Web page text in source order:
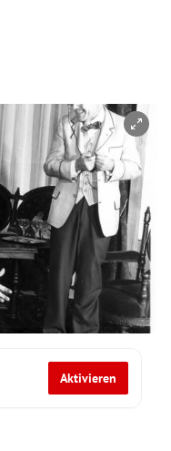
Aktivieren